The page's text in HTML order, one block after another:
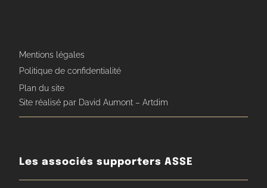
Mentions légales
Politique de confidentialité
Plan du site
Site réalisé par David Aumont – Artdim
Les associés supporters ASSE